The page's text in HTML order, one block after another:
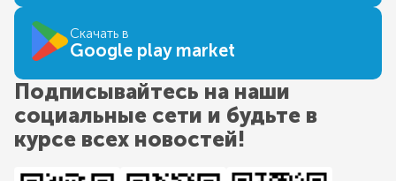
Скачать в
Google play market
Подписывайтесь на наши
социальные сети и будьте в
курсе всех новостей!